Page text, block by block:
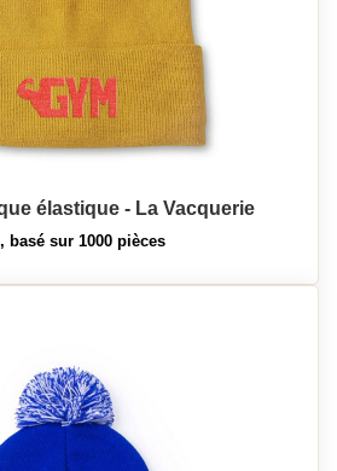
élastique - La Vacquerie
basé sur 1000 pièces